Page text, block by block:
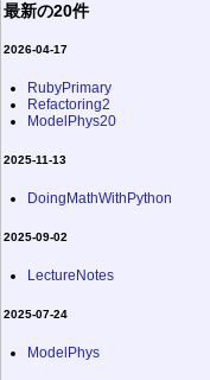
最新の20件
2026-04-17
RubyPrimary
Refactoring2
ModelPhys20
2025-11-13
DoingMathWithPython
2025-09-02
LectureNotes
2025-07-24
ModelPhys